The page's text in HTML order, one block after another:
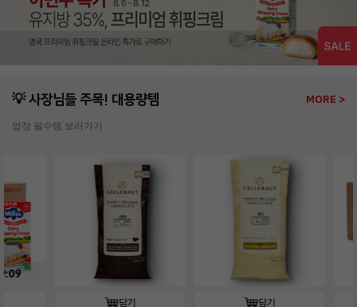
💡 사장님들 주목! 대용량템 MORE >
업장 필수템 보러가기